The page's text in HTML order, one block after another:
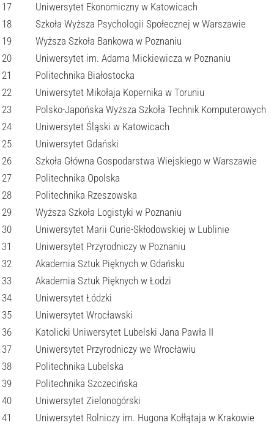
17
Uniwersytet Ekonomiczny w Katowicach
18
Szkoła Wyższa Psychologii Społecznej w Warszawie
19
Wyższa Szkoła Bankowa w Poznaniu
20
Uniwersytet im. Adama Mickiewicza w Poznaniu
21
Politechnika Białostocka
22
Uniwersytet Mikołaja Kopernika w Toruniu
23
Polsko-Japońska Wyższa Szkoła Technik Komputerowych
24
Uniwersytet Śląski w Katowicach
25
Uniwersytet Gdański
26
Szkoła Główna Gospodarstwa Wiejskiego w Warszawie
27
Politechnika Opolska
28
Politechnika Rzeszowska
29
Wyższa Szkoła Logistyki w Poznaniu
30
Uniwersytet Marii Curie-Skłodowskiej w Lublinie
31
Uniwersytet Przyrodniczy w Poznaniu
32
Akademia Sztuk Pięknych w Gdańsku
33
Akademia Sztuk Pięknych w Łodzi
34
Uniwersytet Łódzki
35
Uniwersytet Wrocławski
36
Katolicki Uniwersytet Lubelski Jana Pawła II
37
Uniwersytet Przyrodniczy we Wrocławiu
38
Politechnika Lubelska
39
Politechnika Szczecińska
40
Uniwersytet Zielonogórski
41
Uniwersytet Rolniczy im. Hugona Kołłątaja w Krakowie